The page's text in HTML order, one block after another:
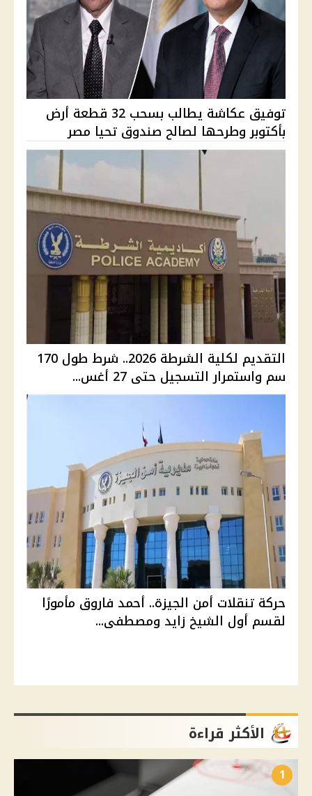
توفيق عكاشة يطالب بسحب 32 قطعة أرض
بأكتوبر وطرحها لصالح صندوق تحيا مصر
التقديم لكلية الشرطة 2026.. شرط طول 170
سم واستمرار التسجيل حتى 27 أغس...
حركة تنقلات أمن الجيزة.. أحمد فاروق مأمورًا
لقسم أول الشيخ زايد ومصطفى...
الأكثر قراءة
1